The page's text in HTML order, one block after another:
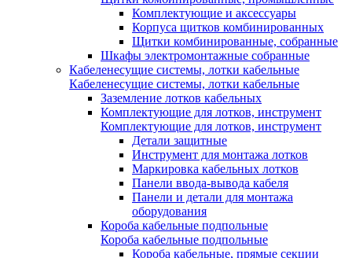
Комплектующие и аксессуары
Корпуса щитков комбинированных
Щитки комбинированные, собранные
Шкафы электромонтажные собранные
Кабеленесущие системы, лотки кабельные
Кабеленесущие системы, лотки кабельные
Заземление лотков кабельных
Комплектующие для лотков, инструмент
Комплектующие для лотков, инструмент
Детали защитные
Инструмент для монтажа лотков
Маркировка кабельных лотков
Панели ввода-вывода кабеля
Панели и детали для монтажа
оборудования
Короба кабельные подпольные
Короба кабельные подпольные
Короба кабельные, прямые секции